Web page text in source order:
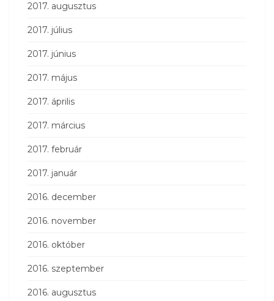
2017. augusztus
2017. július
2017. június
2017. május
2017. április
2017. március
2017. február
2017. január
2016. december
2016. november
2016. október
2016. szeptember
2016. augusztus